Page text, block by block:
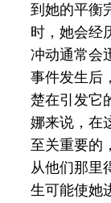
到她的平衡
时，她会经
冲动通常会
事件发生后
楚在引发它
娜来说，在
至关重要的
从他们那里
生可能使她